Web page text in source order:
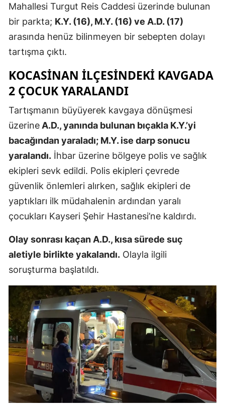
Erzincan
Erzurum
Gaziantep
Gümüşhane
Hakkari
Hatay
İstanbul
Kayseri
Kırklareli
Kırşehir
Kocaeli
Konya
Kütahya
Mahallesi Turgut Reis Caddesi üzerinde bulunan
bir parkta; K.Y. (16), M.Y. (16) ve A.D. (17)
arasında henüz bilinmeyen bir sebepten dolayı
tartışma çıktı.
KOCASİNAN İLÇESİNDEKİ KAVGADA
2 ÇOCUK YARALANDI
Tartışmanın büyüyerek kavgaya dönüşmesi
üzerine A.D., yanında bulunan bıçakla K.Y.’yi
bacağından yaraladı; M.Y. ise darp sonucu
yaralandı. İhbar üzerine bölgeye polis ve sağlık
ekipleri sevk edildi. Polis ekipleri çevrede
güvenlik önlemleri alırken, sağlık ekipleri de
yaptıkları ilk müdahalenin ardından yaralı
çocukları Kayseri Şehir Hastanesi’ne kaldırdı.
Olay sonrası kaçan A.D., kısa sürede suç
aletiyle birlikte yakalandı. Olayla ilgili
soruşturma başlatıldı.